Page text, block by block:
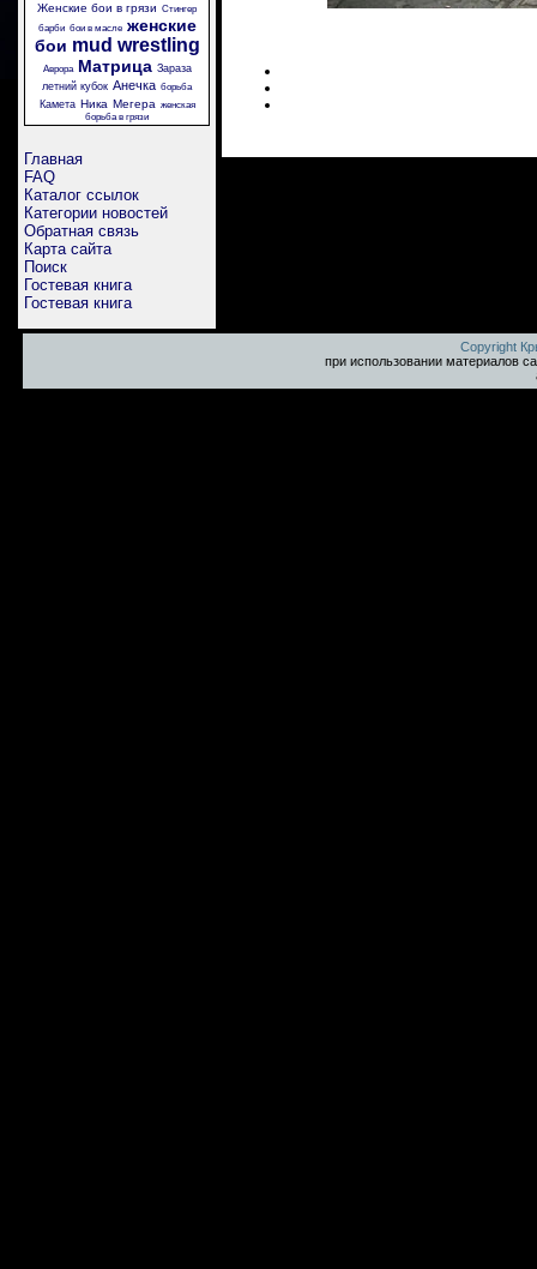
Женские бои в грязи Стингер
барби бои в масле женские
бои mud wrestling
Аврора Матрица Зараза
летний кубок Анечка борьба
Камета Ника Мегера женская
борьба в грязи
Главная
FAQ
Каталог ссылок
Категории новостей
Обратная связь
Карта сайта
Поиск
Гостевая книга
Гостевая книга
Copyright
при использовании материалов